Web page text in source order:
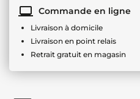
Commande en ligne
Livraison à domicile
Livraison en point relais
Retrait gratuit en magasin